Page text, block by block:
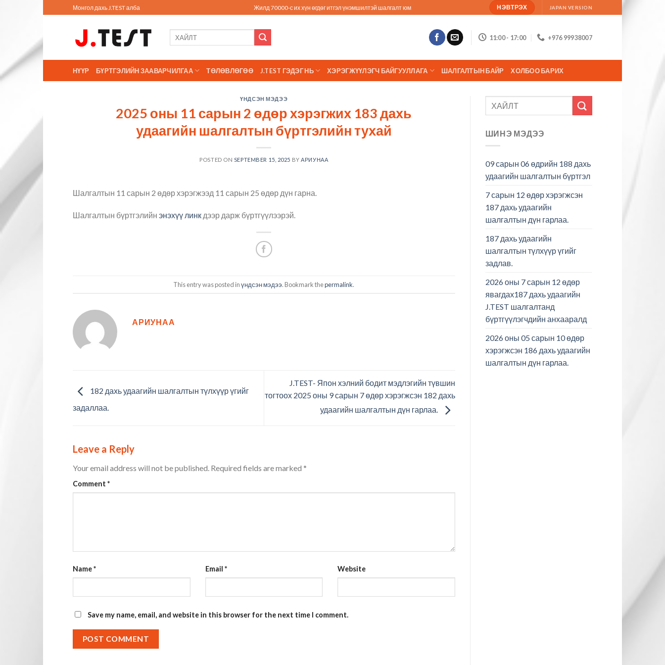
to
Монгол дахь J.TEST алба Жилд 70000-с их хүн өгдөг итгэл үнэмшилтэй шалгалт юм НЭВТРЭХ JAPAN VERSION
11:00 - 17:00 +976 99938007
НҮҮР БҮРТГЭЛИЙН ЗААВАРЧИЛГАА ТӨЛӨВЛӨГӨӨ J.TEST ГЭДЭГ НЬ ХЭРЭГЖҮҮЛЭГЧ БАЙГУУЛЛАГА ШАЛГАЛТЫН БАЙР ХОЛБОО БАРИХ
ҮНДСЭН МЭДЭЭ
2025 оны 11 сарын 2 өдөр хэрэгжих 183 дахь
удаагийн шалгалтын бүртгэлийн тухай
POSTED ON SEPTEMBER 15, 2025 BY АРИУНАА
Шалгалтын 11 сарын 2 өдөр хэрэгжээд 11 сарын 25 өдөр дүн гарна.
Шалгалтын бүртгэлийн энэхүү линк дээр дарж бүртгүүлээрэй.
This entry was posted inүндсэн мэдээ. Bookmark thepermalink.
АРИУНАА
182 дахь удаагийн шалгалтын түлхүүр үгийг
задаллаа.
J.TEST- Япон хэлний бодит мэдлэгийн түвшин
тогтоох 2025 оны 9 сарын 7 өдөр хэрэгжсэн 182 дахь
удаагийн шалгалтын дүн гарлаа.
Leave a Reply
Your email address will not be published. Required fields are marked *
Comment *
Name* Email * Website
Save my name, email, and website in this browser for the next time I comment.
ШИНЭ МЭДЭЭ
09 сарын 06 өдрийн 188 дахь
удаагийн шалгалтын бүртгэл
7 сарын 12 өдөр хэрэгжсэн
187 дахь удаагийн
шалгалтын дүн гарлаа.
187 дахь удаагийн
шалгалтын түлхүүр үгийг
задлав.
2026 оны 7 сарын 12 өдөр
явагдах187 дахь удаагийн
J.TEST шалгалтанд
бүртгүүлэгчдийн анхааралд
2026 оны 05 сарын 10 өдөр
хэрэгжсэн 186 дахь удаагийн
шалгалтын дүн гарлаа.